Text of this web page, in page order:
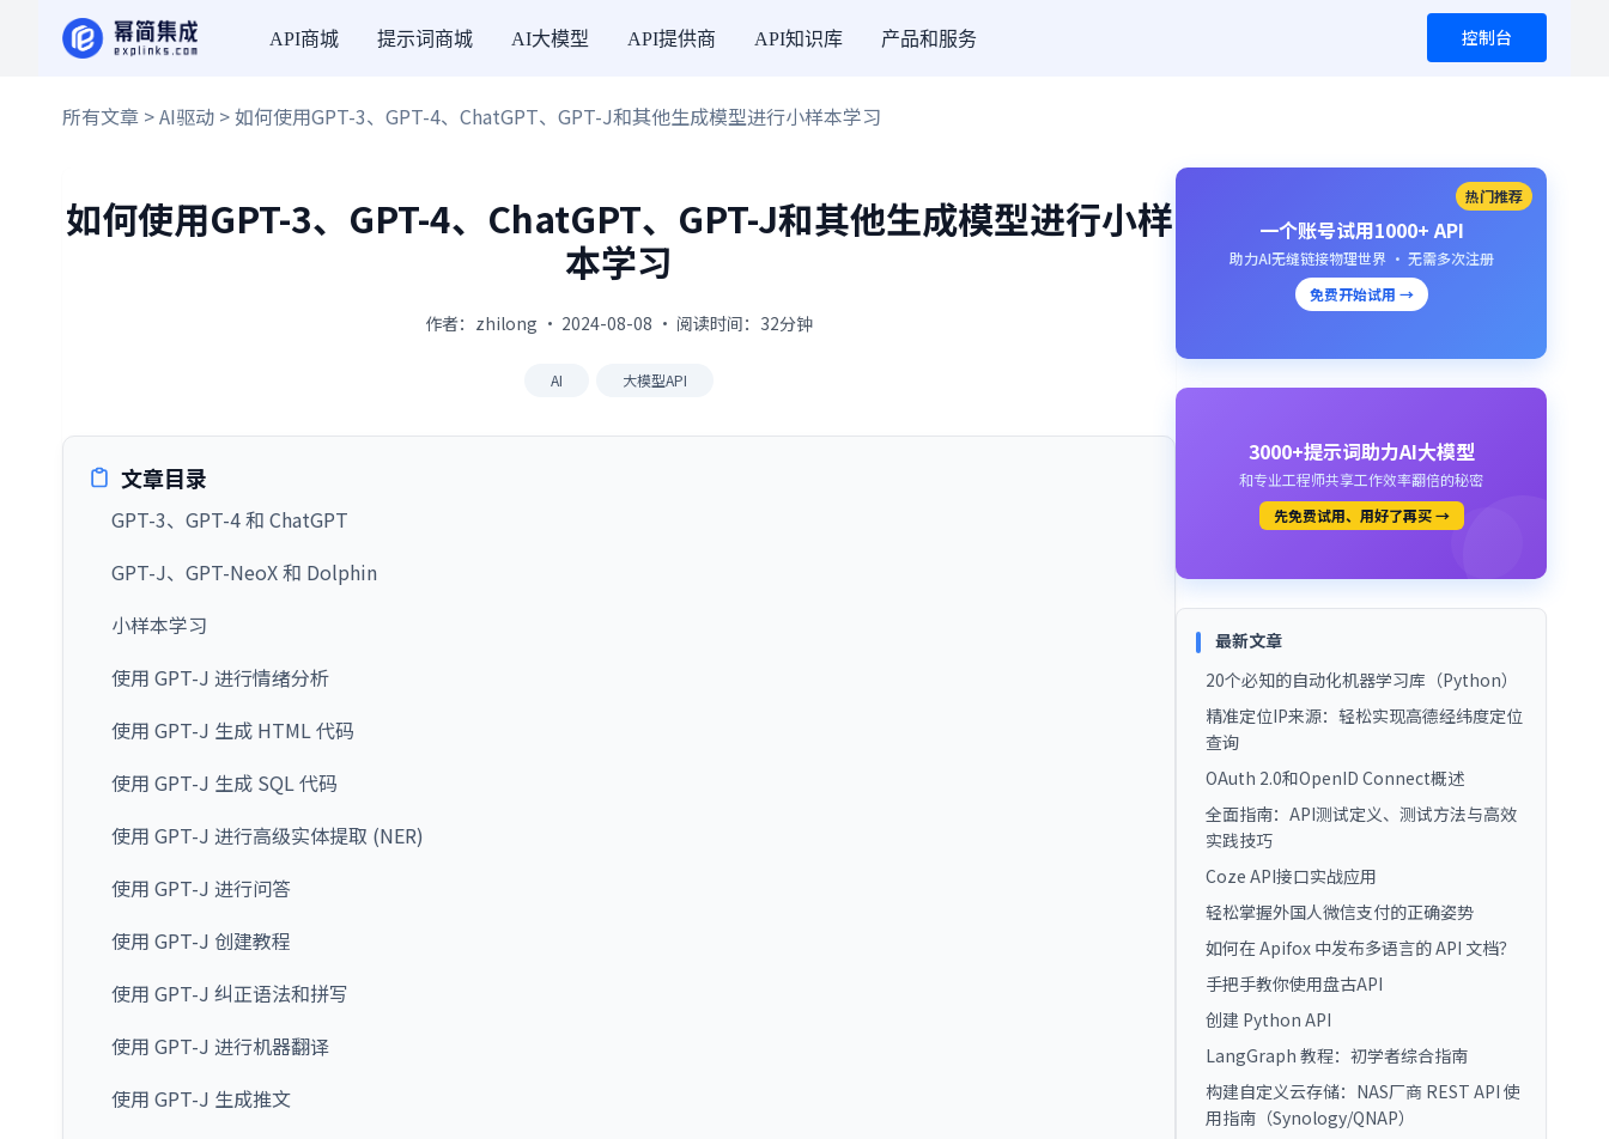
API商城 提示词商城 AI大模型 API提供商 API知识库 产品和服务 控制台
所有文章 >AI驱动 > 如何使用GPT-3、GPT-4、ChatGPT、GPT-J和其他生成模型进行小样本学习
如何使用GPT-3、GPT-4、ChatGPT、GPT-J和其他生成模型进行小样
本学习
作者：zhilong · 2024-08-08 · 阅读时间：32分钟
AI 大模型API
文章目录
GPT-3、GPT-4 和 ChatGPT
GPT-J、GPT-NeoX 和 Dolphin
小样本学习
使用 GPT-J 进行情绪分析
使用 GPT-J 生成 HTML 代码
使用 GPT-J 生成 SQL 代码
使用 GPT-J 进行高级实体提取 (NER)
使用 GPT-J 进行问答
使用 GPT-J 创建教程
使用 GPT-J 纠正语法和拼写
使用 GPT-J 进行机器翻译
使用 GPT-J 生成推文
热门推荐
一个账号试用1000+ API
助力AI无缝链接物理世界 · 无需多次注册
免费开始试用 →
3000+提示词助力AI大模型
和专业工程师共享工作效率翻倍的秘密
先免费试用、用好了再买 →
最新文章
20个必知的自动化机器学习库（Python）
精准定位IP来源：轻松实现高德经纬度定位
查询
OAuth 2.0和OpenID Connect概述
全面指南：API测试定义、测试方法与高效
实践技巧
Coze API接口实战应用
轻松掌握外国人微信支付的正确姿势
如何在 Apifox 中发布多语言的 API 文档？
手把手教你使用盘古API
创建 Python API
LangGraph 教程：初学者综合指南
构建自定义云存储：NAS厂商 REST API 使
用指南（Synology/QNAP）